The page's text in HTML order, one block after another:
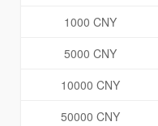
1000 CNY
5000 CNY
10000 CNY
50000 CNY